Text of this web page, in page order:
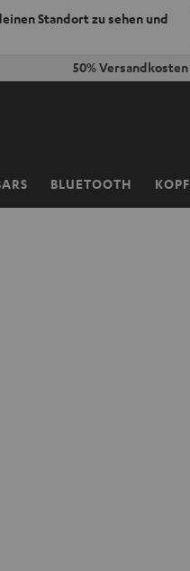
Standort zu sehen und
50%
BLUETOOTH